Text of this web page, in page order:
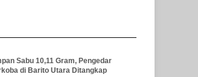
Sabu 10,11 Gram, Pengedar
di Barito Utara Ditangkap